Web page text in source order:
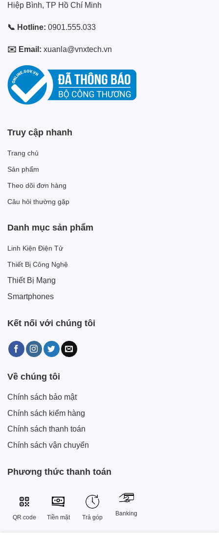
Hiệp Bình, TP Hồ Chí Minh
📞 Hotline: 0901.555.033
✉️ Email: xuanla@vnxtech.vn
Truy cập nhanh
Trang chủ
Sản phẩm
Theo dõi đơn hàng
Câu hỏi thường gặp
Danh mục sản phẩm
Linh Kiện Điện Tử
Thiết Bị Công Nghệ
Thiết Bị Mạng
Smartphones
Kết nối với chúng tôi
Về chúng tôi
Chính sách bảo mật
Chính sách kiểm hàng
Chính sách thanh toán
Chính sách vận chuyển
Phương thức thanh toán
QR code Tiền mặt Trả góp
Banking